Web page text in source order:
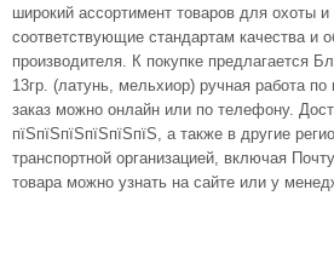
широкий ассортимент товаров для охоты
соответствующие стандартам качества и
производителя. К покупке предлагается
13гр. (латунь, мельхиор) ручная работа
заказ можно онлайн или по телефону.
пїЅпїЅпїЅпїЅпїЅпїЅ, а также в другие
транспортной организацией, включая
товара можно узнать на сайте или у